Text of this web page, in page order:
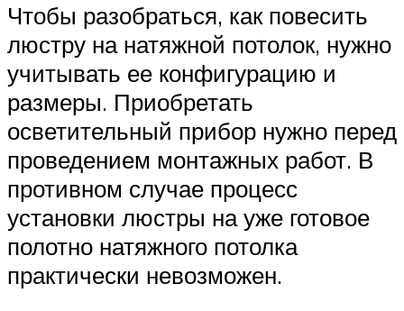
Чтобы разобраться, как повесить
люстру на натяжной потолок, нужно
учитывать ее конфигурацию и
размеры. Приобретать
осветительный прибор нужно перед
проведением монтажных работ. В
противном случае процесс
установки люстры на уже готовое
полотно натяжного потолка
практически невозможен.